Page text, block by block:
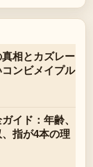
相とカズレー
ンビメイプル
イド：年齢、
指が4本の理